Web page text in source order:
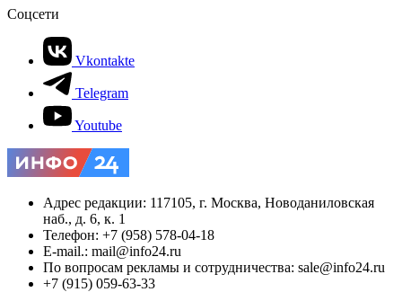
Соцсети
Vkontakte
Telegram
Youtube
Адрес редакции: 117105, г. Москва, Новоданиловская
наб., д. 6, к. 1
Телефон: +7 (958) 578-04-18
E-mail.: mail@info24.ru
По вопросам рекламы и сотрудничества: sale@info24.ru
+7 (915) 059-63-33